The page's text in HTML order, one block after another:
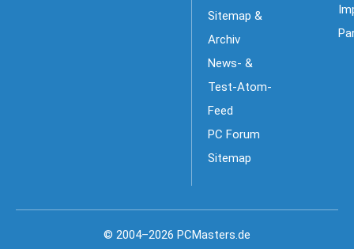
Sitemap &
Archiv
News- &
Test-Atom-
Feed
PC Forum
Sitemap
© 2004–2026 PCMasters.de